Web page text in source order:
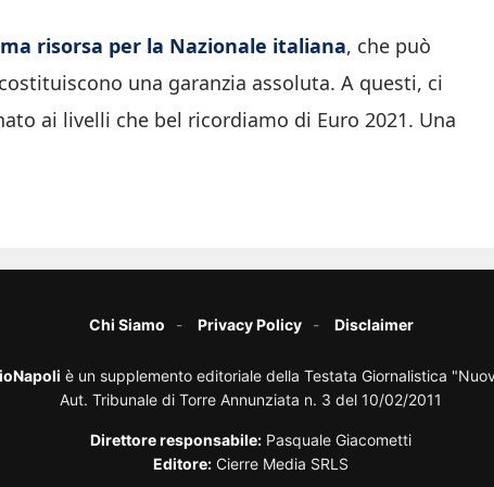
risorsa per la Nazionale italiana, che può
una garanzia assoluta. A questi, ci
ai livelli che bel ricordiamo di Euro 2021. Una
Chi Siamo Privacy Policy Disclaimer
è un supplemento editoriale della Testata Giornalistica
Aut. Tribunale di Torre Annunziata n. 3 del 10/02/2011
Direttore responsabile: Pasquale Giacometti
Editore: Cierre Media SRLS